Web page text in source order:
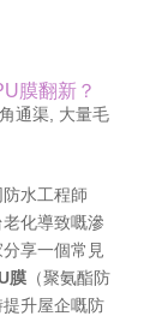
膜翻新？
通渠, 大量毛
水工程師
化導致嘅滲
享一個常見
膜（聚氨酯防
升屋企嘅防